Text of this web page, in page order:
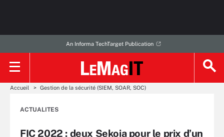
An Informa TechTarget Publication
Accueil Gestion de la sécurité (SIEM, SOAR, SOC)
ACTUALITES
FIC 2022 : deux Sekoia pour le prix d’un